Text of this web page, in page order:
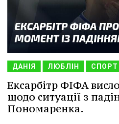
ДАНІЯ ЛЮБЛІН СПОРТ
Ексарбітр ФІФА
щодо ситуації з
Пономаренка.